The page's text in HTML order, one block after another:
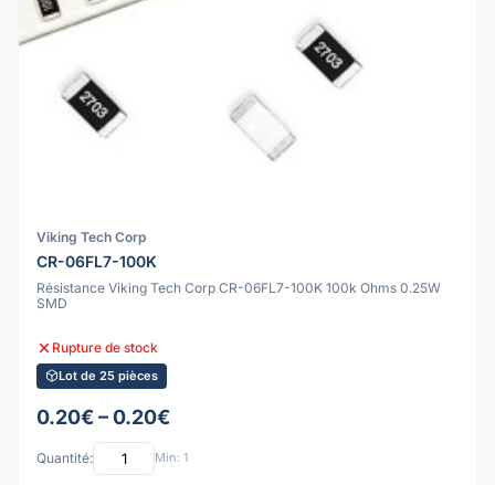
Viking Tech Corp
CR-06FL7-100K
Résistance Viking Tech Corp CR-06FL7-100K 100k Ohms 0.25W
SMD
Rupture de stock
Lot de 25 pièces
0.20€ – 0.20€
Quantité: Min: 1